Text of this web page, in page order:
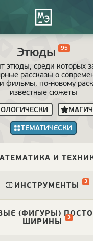
Этюды 95
этюды, среди которых
рассказы о
фильмы, по-новому
известные сюжеты
ТЕМАТИЧЕСКИ
И
ИНСТРУМЕНТЫ 3
(ФИГУРЫ)
ШИРИНЫ 3